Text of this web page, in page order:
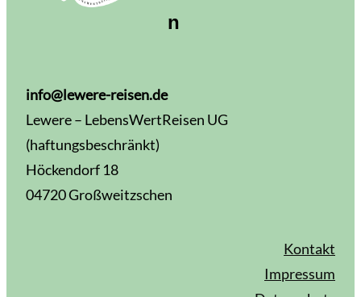
n
info@lewere-reisen.de
Lewere – LebensWertReisen UG
(haftungsbeschränkt)
Höckendorf 18
04720 Großweitzschen
Kontakt
Impressum